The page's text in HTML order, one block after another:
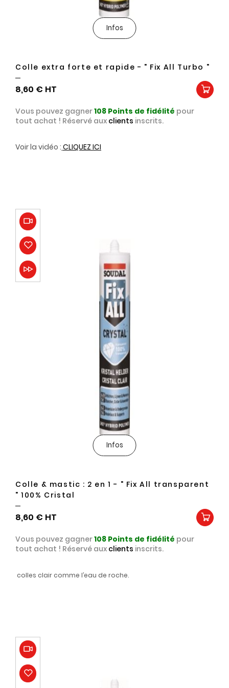
Infos
Colle extra forte et rapide - " Fix All Turbo "
8,60 €
Vous pouvez gagner108 Points de fidélité pour
tout achat ! Réservé aux clients inscrits.
Voir la vidéo : CLIQUEZ ICI
Infos
Colle & mastic : 2 en 1 - " Fix All transparent
" 100% Cristal
8,60 €
Vous pouvez gagner108 Points de fidélité pour
tout achat ! Réservé aux clients inscrits.
colles clair comme l’eau de roche.